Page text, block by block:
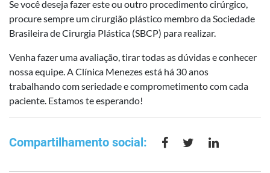
Se você deseja fazer este ou outro procedimento cirúrgico,
procure sempre um cirurgião plástico membro da Sociedade
Brasileira de Cirurgia Plástica (SBCP) para realizar.
Venha fazer uma avaliação, tirar todas as dúvidas e conhecer
nossa equipe. A Clínica Menezes está há 30 anos
trabalhando com seriedade e comprometimento com cada
paciente. Estamos te esperando!
Compartilhamento social: